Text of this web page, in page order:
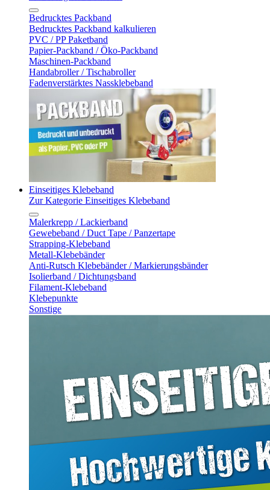
Bedrucktes Packband
Bedrucktes Packband kalkulieren
PVC / PP Paketband
Papier-Packband / Öko-Packband
Maschinen-Packband
Handabroller / Tischabroller
Fadenverstärktes Nassklebeband
Einseitiges Klebeband
Zur Kategorie Einseitiges Klebeband
Malerkrepp / Lackierband
Gewebeband / Duct Tape / Panzertape
Strapping-Klebeband
Metall-Klebebänder
Anti-Rutsch Klebebänder / Markierungsbänder
Isolierband / Dichtungsband
Filament-Klebeband
Klebepunkte
Sonstige